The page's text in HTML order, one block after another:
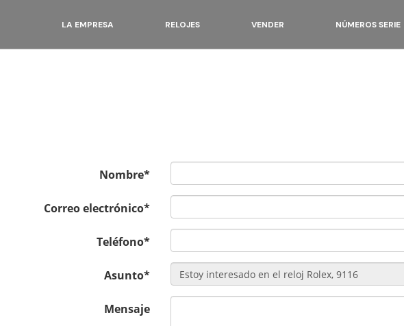
LA EMPRESA RELOJES VENDER NÚMEROS SERIE
Nombre*
Correo electrónico*
Teléfono*
Asunto*
Mensaje